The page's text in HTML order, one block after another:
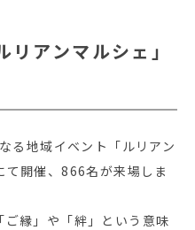
アンマルシェ」
る地域イベント「ルリアン
開催、866名が来場しま
ご縁」や「絆」という意味